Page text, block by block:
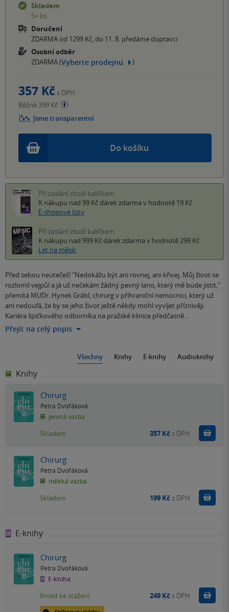
Skladem
5+ ks
Doručení
ZDARMA od 1299 Kč, do 11. 8. předáme dopravci
Osobní odběr
ZDARMA (Vyberte prodejnu )
Do košíku
357 Kč s DPH
Běžně 399 Kč
Jsme transparentní
Při zaslání zboží balíčkem
K nákupu nad 99 Kč dárek zdarma v hodnotě 19 Kč
E-shopové listy
Při zaslání zboží balíčkem
K nákupu nad 999 Kč dárek zdarma v hodnotě 299 Kč
Let na měsíc
Před sebou neutečeš! "Nedokážu být ani rovnej, ani křivej. Můj život se
rozlomil vejpůl a já už nečekám žádný pevný lano, který mě bude jistit,"
přemítá MUDr. Hynek Grábl, chirurg v příhraniční nemocnici, který už
ani nedoufá, že by se jeho život ještě někdy mohl vyvíjet příznivěji.
Kariéra špičkového odborníka na pražské klinice předčasně…
Přejít na celý popis
Všechny Knihy E-knihy Audioknihy
Knihy
Chirurg
Petra Dvořáková
pevná vazba
Skladem 357 Kč s DPH
Chirurg
Petra Dvořáková
měkká vazba
Skladem 199 Kč s DPH
E-knihy
Chirurg
Petra Dvořáková
E-kniha
Ihned ke stažení 249 Kč s DPH Koupit